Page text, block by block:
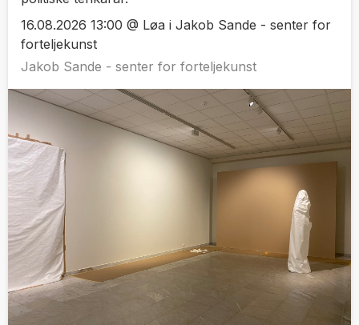
16.08.2026 13:00 @ Løa i Jakob Sande - senter for
forteljekunst
Jakob Sande - senter for forteljekunst